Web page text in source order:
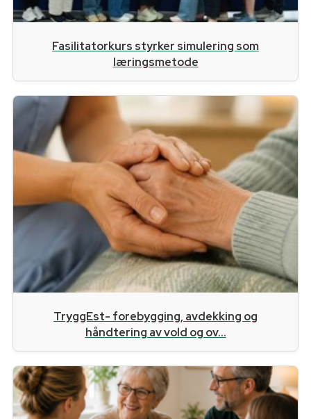
Fasilitatorkurs styrker simulering som
læringsmetode
TryggEst- forebygging, avdekking og
håndtering av vold og ov...